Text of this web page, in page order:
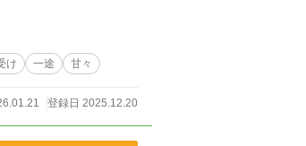
け 一途 甘々
登録日 2025.12.20